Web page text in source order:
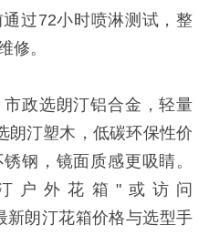
过72小时喷淋测试，整
修。
政选朗汀铝合金，轻量
朗汀塑木，低碳环保性价
钢，镜面质感更吸睛。
户外花箱"或访问
新朗汀花箱价格与选型手